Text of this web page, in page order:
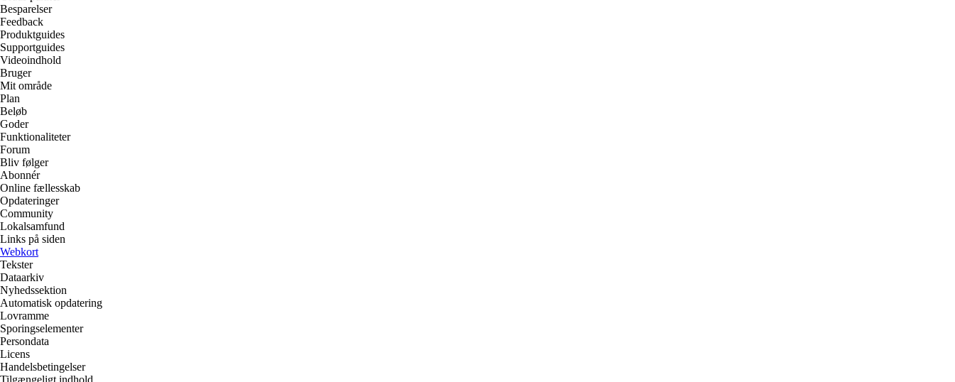
Besparelser
Feedback
Produktguides
Supportguides
Videoindhold
Bruger
Mit område
Plan
Beløb
Goder
Funktionaliteter
Forum
Bliv følger
Abonnér
Online fællesskab
Opdateringer
Community
Lokalsamfund
Links på siden
Webkort
Tekster
Dataarkiv
Nyhedssektion
Automatisk opdatering
Lovramme
Sporingselementer
Persondata
Licens
Handelsbetingelser